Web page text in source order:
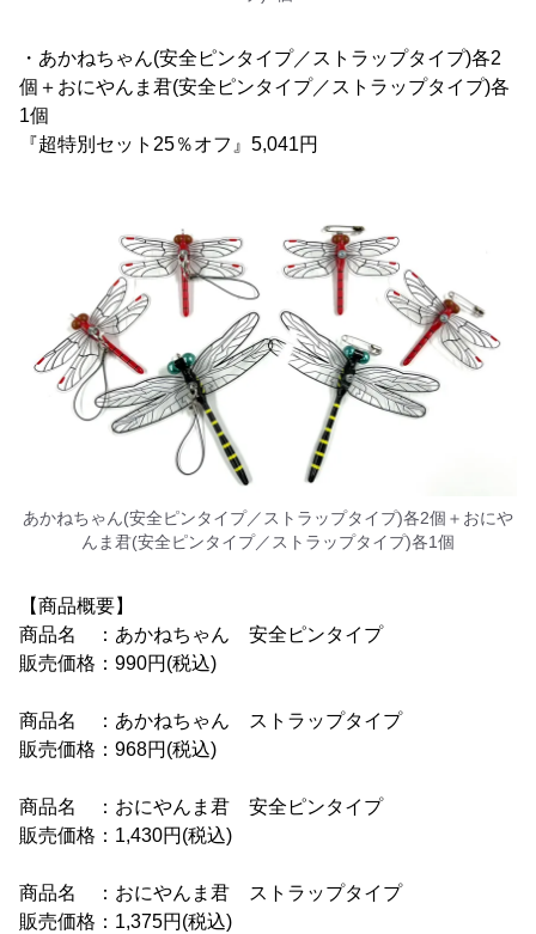
・あかねちゃん(安全ピンタイプ／ストラップタイプ)各2
個＋おにやんま君(安全ピンタイプ／ストラップタイプ)各
1個
『超特別セット25％オフ』5,041円
あかねちゃん(安全ピンタイプ／ストラップタイプ)各2個＋おにや
んま君(安全ピンタイプ／ストラップタイプ)各1個
【商品概要】
商品名 ：あかねちゃん 安全ピンタイプ
販売価格：990円(税込)
商品名 ：あかねちゃん ストラップタイプ
販売価格：968円(税込)
商品名 ：おにやんま君 安全ピンタイプ
販売価格：1,430円(税込)
商品名 ：おにやんま君 ストラップタイプ
販売価格：1,375円(税込)